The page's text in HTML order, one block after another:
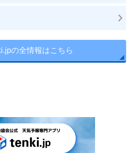
の全情報はこちら